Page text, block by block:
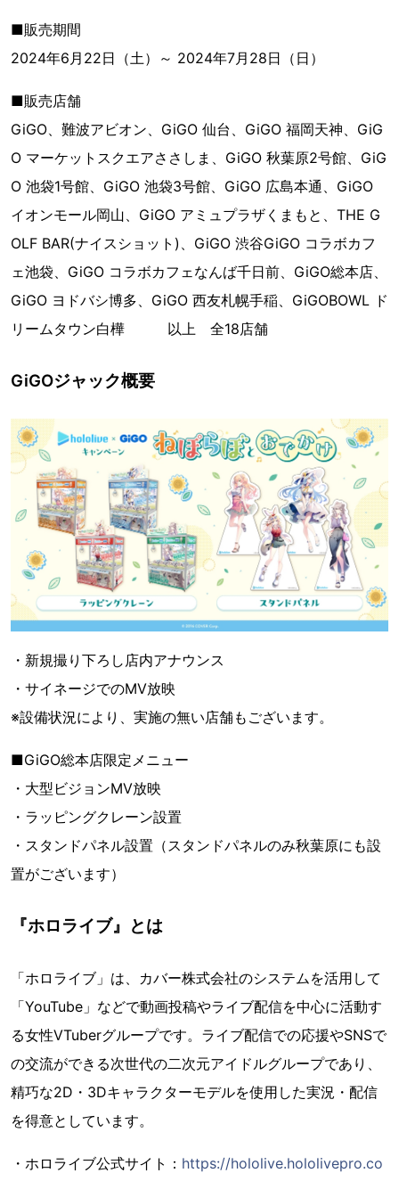
■販売期間
2024年6月22日（土）～ 2024年7月28日（日）
■販売店舗
GiGO、難波アビオン、GiGO 仙台、GiGO 福岡天神、GiG
O マーケットスクエアささしま、GiGO 秋葉原2号館、GiG
O 池袋1号館、GiGO 池袋3号館、GiGO 広島本通、GiGO
イオンモール岡山、GiGO アミュプラザくまもと、THE G
OLF BAR(ナイスショット)、GiGO 渋谷GiGO コラボカフ
ェ池袋、GiGO コラボカフェなんば千日前、GiGO総本店、
GiGO ヨドバシ博多、GiGO 西友札幌手稲、GiGOBOWL ド
リームタウン白樺 以上 全18店舗
GiGOジャック概要
・新規撮り下ろし店内アナウンス
・サイネージでのMV放映
※設備状況により、実施の無い店舗もございます。
■GiGO総本店限定メニュー
・大型ビジョンMV放映
・ラッピングクレーン設置
・スタンドパネル設置（スタンドパネルのみ秋葉原にも設
置がございます）
『ホロライブ』とは
「ホロライブ」は、カバー株式会社のシステムを活用して
「YouTube」などで動画投稿やライブ配信を中心に活動す
る女性VTuberグループです。ライブ配信での応援やSNSで
の交流ができる次世代の二次元アイドルグループであり、
精巧な2D・3Dキャラクターモデルを使用した実況・配信
を得意としています。
・ホロライブ公式サイト： https://hololive.hololivepro.co